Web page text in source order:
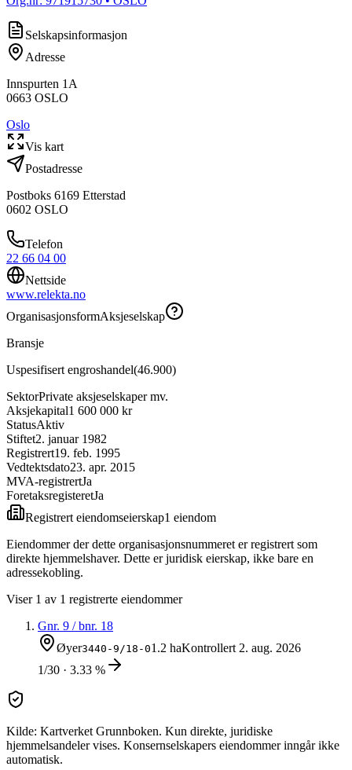
Selskapsinformasjon
Adresse
Innspurten 1A
0663 OSLO
Oslo
Vis kart
Postadresse
Postboks 6169 Etterstad
0602 OSLO
Telefon
22 66 04 00
Nettside
www.relekta.no
OrganisasjonsformAksjeselskap
Bransje
Uspesifisert engroshandel(46.900)
SektorPrivate aksjeselskaper mv.
Aksjekapital1 600 000 kr
StatusAktiv
Stiftet2. januar 1982
Registrert19. feb. 1995
Vedtektsdato23. apr. 2015
MVA-registrertJa
ForetaksregisteretJa
Registrert eiendomseierskap1 eiendom
Eiendommer der dette organisasjonsnummeret er registrert som
direkte hjemmelshaver. Dette er juridisk eierskap, ikke bare en
adressekobling.
Viser 1 av 1 registrerte eiendommer
Gnr. 9 / bnr. 18
Øyer3440-9/18-01.2 haKontrollert 2. aug. 2026
1/30 · 3.33 %
Kilde: Kartverket Grunnboken. Kun direkte, juridiske
hjemmelsandeler vises. Konsernselskapers eiendommer inngår ikke
automatisk.